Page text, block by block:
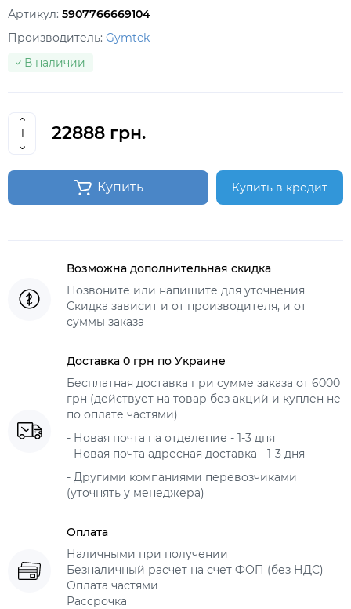
Артикул: 5907766669104
Производитель: Gymtek
В наличии
22888 грн.
Купить Купить в кредит
Возможна дополнительная скидка
Позвоните или напишите для уточнения
Скидка зависит и от производителя, и от
суммы заказа
Доставка 0 грн по Украине
Бесплатная доставка при сумме заказа от 6000
грн (действует на товар без акций и куплен не
по оплате частями)
- Новая почта на отделение - 1-3 дня
- Новая почта адресная доставка - 1-3 дня
- Другими компаниями перевозчиками
(уточнять у менеджера)
Оплата
Наличными при получении
Безналичный расчет на счет ФОП (без НДС)
Оплата частями
Рассрочка